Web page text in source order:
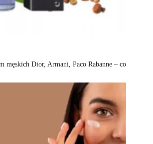
męskich Dior, Armani, Paco Rabanne – co